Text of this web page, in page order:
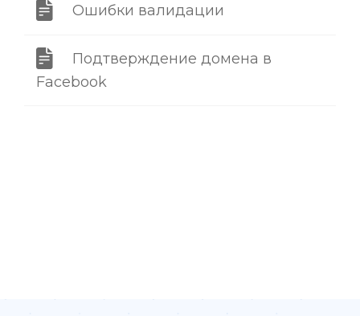
Ошибки валидации
Подтверждение домена в
Facebook